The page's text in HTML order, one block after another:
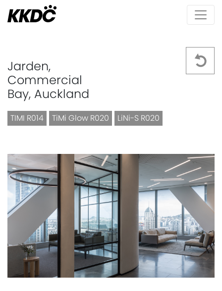
Jarden,
Commercial
Bay, Auckland
TIMI R014 TiMi Glow R020 LiNi-S R020